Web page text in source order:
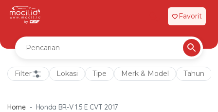
favorite Favorit
Filter Lokasi Tipe Merk & Model Tahun
Home Honda BR-V 1.5 E CVT 2017